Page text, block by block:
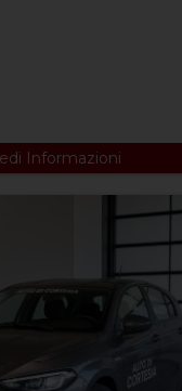
Informazioni